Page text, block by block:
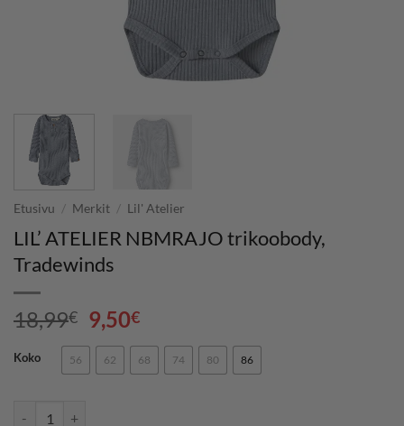
Etusivu / Merkit / Lil' Atelier
LIL’ ATELIER NBMRAJO trikoobody,
Tradewinds
18,99€ Alkuperäinen
hinta
oli:
18,99€.
9,50€Nykyinen
hinta
on:
9,50€.
Koko 56 62 68 74 80 86